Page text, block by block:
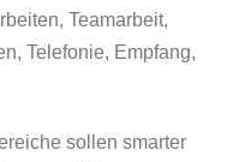
Teamarbeit,
Telefonie, Empfang,
sollen smarter